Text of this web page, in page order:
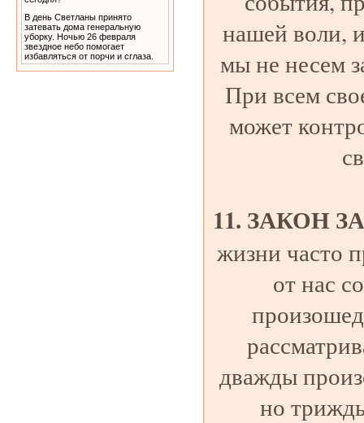
В день Светланы принято
затевать дома генеральную
уборку. Ночью 26 февраля
звездное небо помогает
избавляться от порчи и сглаза.
нашей воли,
мы не несем
При всем
может
11. ЗАКОН
жизни часто
от нас
дважды
но